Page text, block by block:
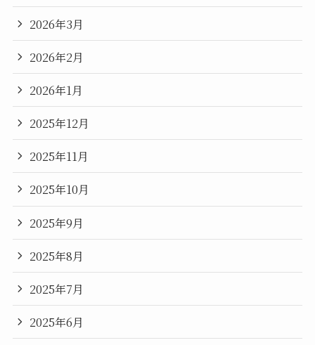
2026年3月
2026年2月
2026年1月
2025年12月
2025年11月
2025年10月
2025年9月
2025年8月
2025年7月
2025年6月